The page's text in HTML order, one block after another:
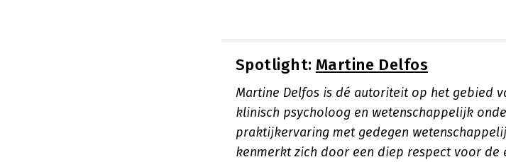
Spotlight: Martine Delfos
Martine Delfos is dé autoriteit op het gebied
klinisch psycholoog en wetenschappelijk
praktijkervaring met gedegen
kenmerkt zich door een diep respect voor de